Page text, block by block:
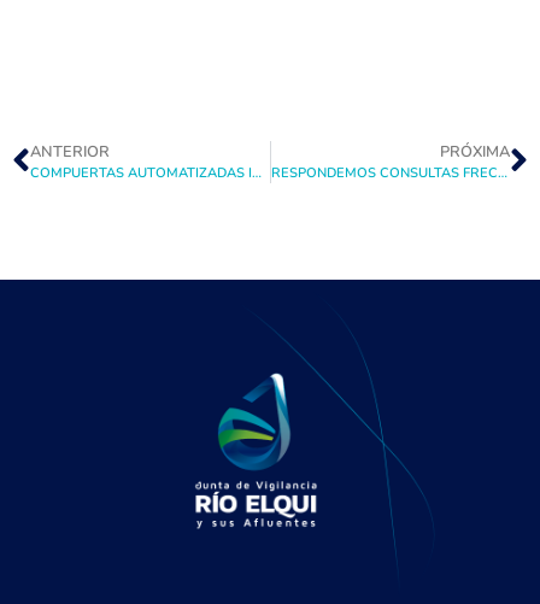
ANTERIOR
COMPUERTAS AUTOMATIZADAS IMPLEMENTADAS POR LA JUNTA DE VIGILANCIA RIO ELQUI SERÁ PARTE DE LAS EXPERIENCIAS EXITOSAS DEL SEMINARIO INTERNACIONAL DE TELEMETRÍA Y TELECONTROL
PRÓXIMA
RESPONDEMOS CONSULTAS FRECUENTES SOBRE LA SUSCRIPCIÓN DE DERECHOS EVENTUALES